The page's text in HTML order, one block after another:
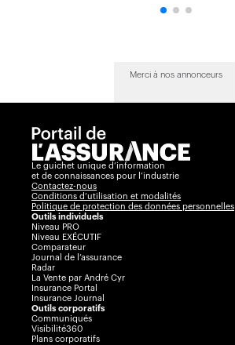
Merci à nos annonceurs
Le guichet unique d’information
et de connaissances pour l’industrie
Contactez-nous
Conditions d’utilisation et modalités
Politique de protection des données personnelles
Outils individuels
Niveau PRO
Niveau EXÉCUTIF
Comparateur
Journal de l’assurance
Radar
La Vente par André Cyr
Insurance Portal
Insurance Journal
Outils corporatifs
Communiqués
Visibilité360
Plans corporatifs